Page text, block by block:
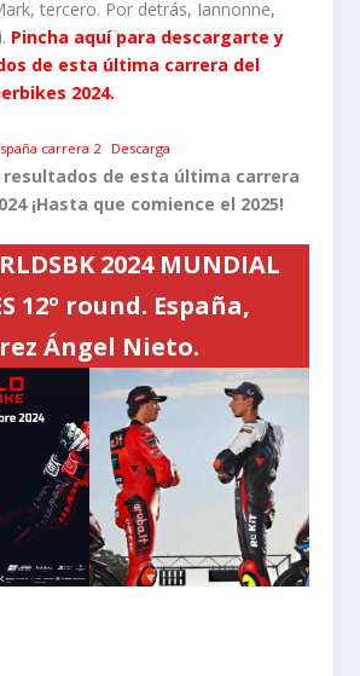
tercero. Por detrás, Iannonne,
Pincha aquí para descargarte y
de esta última carrera del
2024.
carrera 2 Descarga
de esta última carrera
¡Hasta que comience el 2025!
2024 MUNDIAL
12º round. España,
Ángel Nieto.